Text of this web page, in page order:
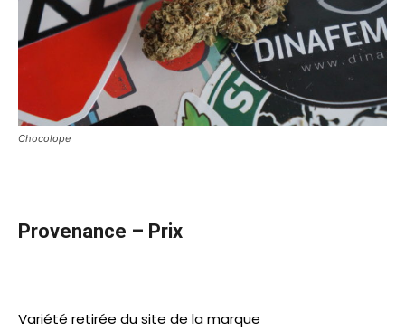
Chocolope
Provenance – Prix
Variété retirée du site de la marque